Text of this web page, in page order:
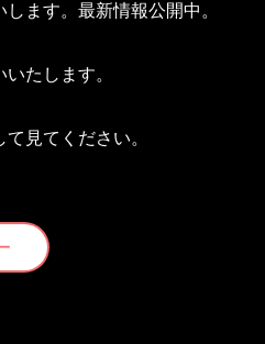
ます。最新情報公開中。
たします。
見てください。